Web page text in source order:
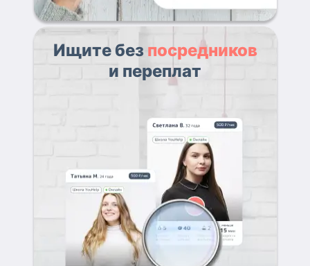
Ищите без посредников
и переплат